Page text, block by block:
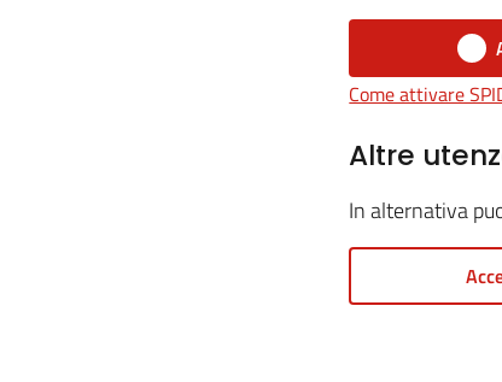
Come attivare
Altre
In alternativa